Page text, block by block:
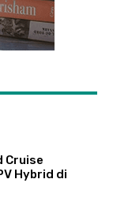
Cruise
Hybrid di